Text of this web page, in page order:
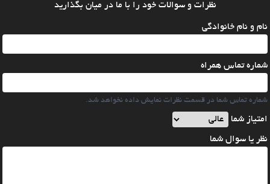
نظرات و سوالات خود را با ما در میان بگذارید
نام و نام خانوادگی
شماره تماس همراه
شماره تماس شما در قسمت نظرات نمایش داده نخواهد شد.
امتیاز شما
نظر یا سوال شما